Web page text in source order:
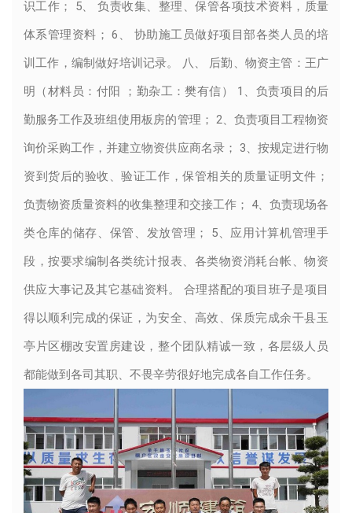
识工作； 5、 负责收集、整理、保管各项技术资料，质量
体系管理资料； 6、 协助施工员做好项目部各类人员的培
训工作，编制做好培训记录。 八、 后勤、物资主管：王广
明（材料员：付阳 ；勤杂工：樊有信） 1、负责项目的后
勤服务工作及班组使用板房的管理； 2、负责项目工程物资
询价采购工作，并建立物资供应商名录； 3、按规定进行物
资到货后的验收、验证工作，保管相关的质量证明文件；
负责物资质量资料的收集整理和交接工作； 4、负责现场各
类仓库的储存、保管、发放管理； 5、应用计算机管理手
段，按要求编制各类统计报表、各类物资消耗台帐、物资
供应大事记及其它基础资料。 合理搭配的项目班子是项目
得以顺利完成的保证，为安全、高效、保质完成余干县玉
亭片区棚改安置房建设，整个团队精诚一致，各层级人员
都能做到各司其职、不畏辛劳很好地完成各自工作任务。